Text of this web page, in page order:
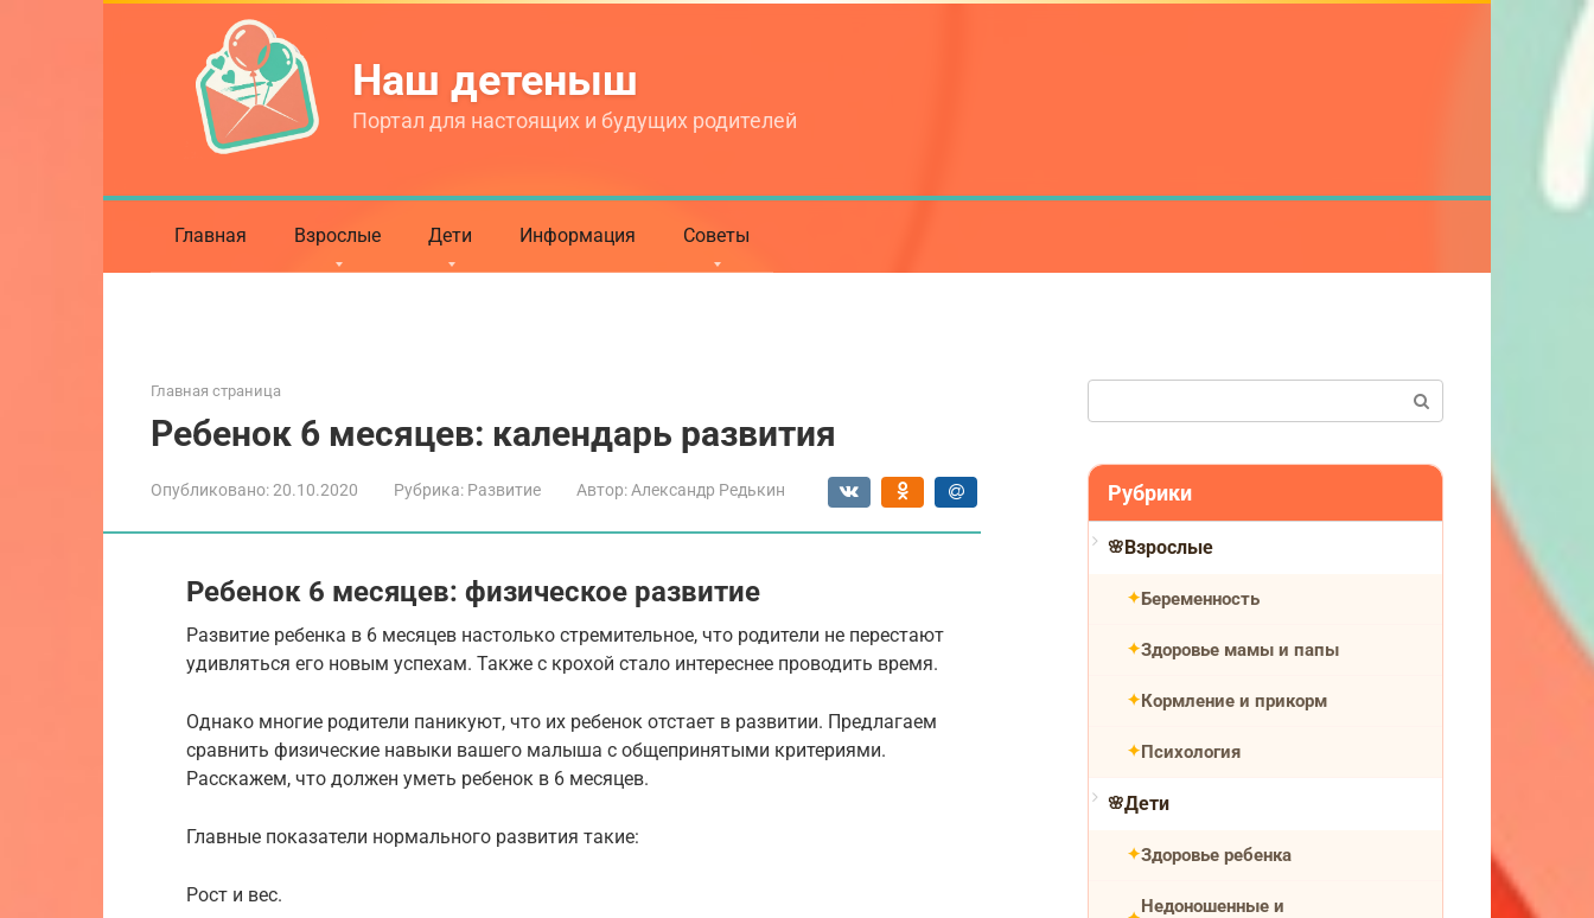
Наш детеныш
Портал для настоящих и будущих родителей
Главная Взрослые Дети Информация Советы
Главная страница
Ребенок 6 месяцев: календарь развития
Опубликовано:20.10.2020 Рубрика: Развитие Автор: Александр Редькин
Ребенок 6 месяцев: физическое развитие
Развитие ребенка в 6 месяцев настолько стремительное, что родители не перестают
удивляться его новым успехам. Также с крохой стало интереснее проводить время.
Однако многие родители паникуют, что их ребенок отстает в развитии. Предлагаем
сравнить физические навыки вашего малыша с общепринятыми критериями.
Расскажем, что должен уметь ребенок в 6 месяцев.
Главные показатели нормального развития такие:
Рост и вес.
Рубрики
Взрослые
Беременность
Здоровье мамы и папы
Кормление и прикорм
Психология
Дети
Здоровье ребенка
Недоношенные и